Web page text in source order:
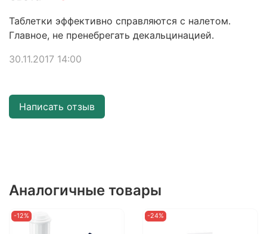
Таблетки эффективно справляются с налетом.
Главное, не пренебрегать декальцинацией.
30.11.2017 14:00
Написать отзыв
Аналогичные товары
-12% -24%